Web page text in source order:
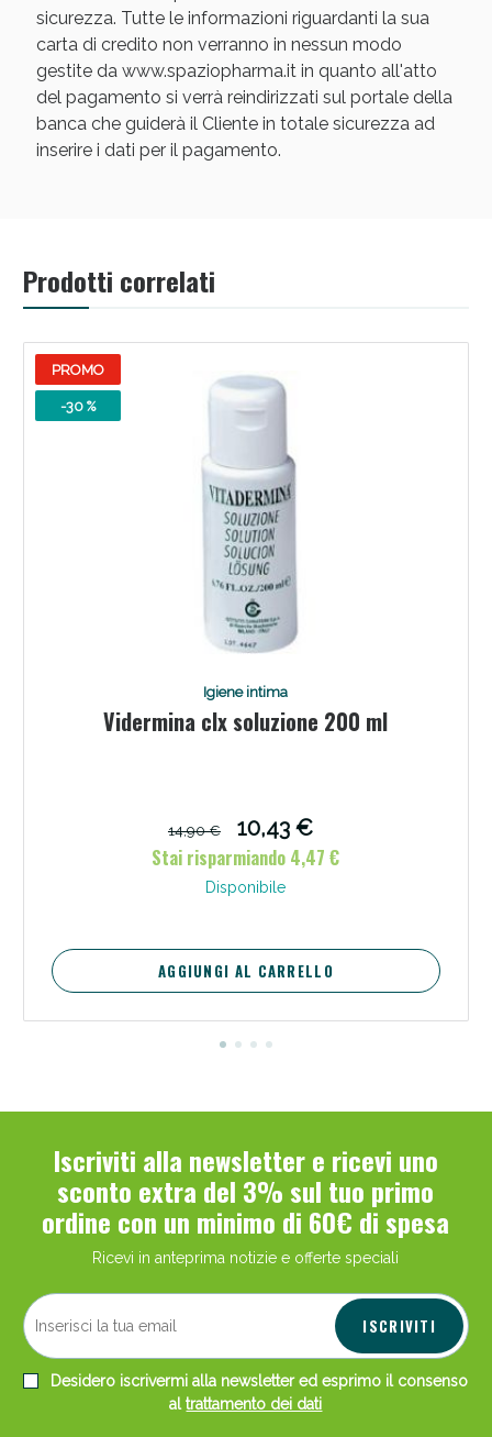
sicurezza. Tutte le informazioni riguardanti la sua
carta di credito non verranno in nessun modo
gestite da www.spaziopharma.it in quanto all'atto
del pagamento si verrà reindirizzati sul portale della
banca che guiderà il Cliente in totale sicurezza ad
inserire i dati per il pagamento.
Prodotti correlati
PROMO
-30 %
Igiene intima
Vidermina clx soluzione 200 ml
14,90 €
10,43 €
Stai risparmiando 4,47 €
Disponibile
AGGIUNGI AL CARRELLO
Iscriviti alla newsletter e ricevi uno
sconto extra del 3% sul tuo primo
ordine con un minimo di 60€ di spesa
Ricevi in anteprima notizie e offerte speciali
ISCRIVITI
Desidero iscrivermi alla newsletter ed esprimo il consenso
altrattamento dei dati